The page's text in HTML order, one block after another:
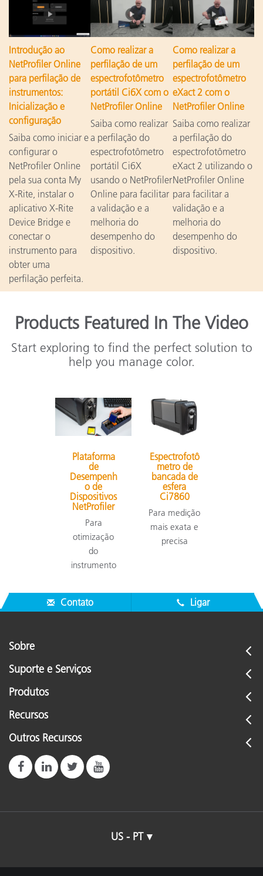
Introdução ao
NetProfiler Online
para perfilação de
instrumentos:
Inicialização e
configuração
Saiba como iniciar e
configurar o
NetProfiler Online
pela sua conta My
X-Rite, instalar o
aplicativo X-Rite
Device Bridge e
conectar o
instrumento para
obter uma
perfilação perfeita.
Como realizar a
perfilação de um
espectrofotômetro
portátil Ci6X com o
NetProfiler Online
Saiba como realizar
a perfilação do
espectrofotômetro
portátil Ci6X
usando o NetProfiler
Online para facilitar
a validação e a
melhoria do
desempenho do
dispositivo.
Como realizar a
perfilação de um
espectrofotômetro
eXact 2 com o
NetProfiler Online
Saiba como realizar
a perfilação do
espectrofotômetro
eXact 2 utilizando o
NetProfiler Online
para facilitar a
validação e a
melhoria do
desempenho do
dispositivo.
Products Featured In The Video
Start exploring to find the perfect solution to
help you manage color.
Plataforma
de
Desempenh
o de
Dispositivos
NetProfiler
Para
otimização
do
instrumento
Espectrofotô
metro de
bancada de
esfera
Ci7860
Para medição
mais exata e
precisa
Contato Ligar
Sobre
Suporte e Serviços
Produtos
Recursos
Outros Recursos
US - PT